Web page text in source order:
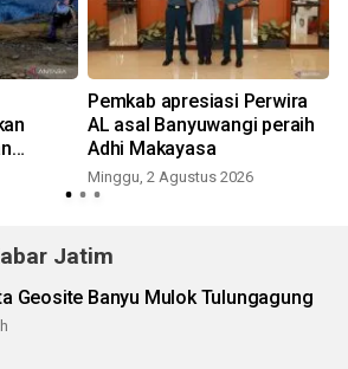
Pemkab apresiasi Perwira
AL asal Banyuwangi peraih
Adhi Makayasa
Minggu, 2 Agustus 2026
Jatim
Geosite Banyu Mulok Tulungagung